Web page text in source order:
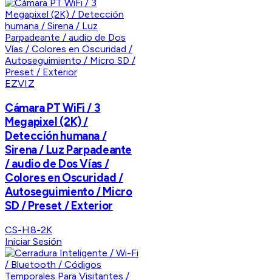
EZVIZ
Cámara PT WiFi / 3
Megapixel (2K) /
Detección humana /
Sirena / Luz Parpadeante
/ audio de Dos Vías /
Colores en Oscuridad /
Autoseguimiento / Micro
SD / Preset / Exterior
CS-H8-2K
Iniciar Sesión